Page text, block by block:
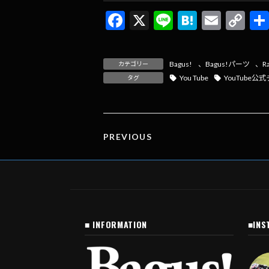
F
e
b
o
k
X
Li
e
H
e
n
E
ai
l
C
p
y
n
カテゴリー Bagus! 、 Bagus!パーツ 、
タグ You Tube YouTube公式
PREVIOUS
■ INFORMATION